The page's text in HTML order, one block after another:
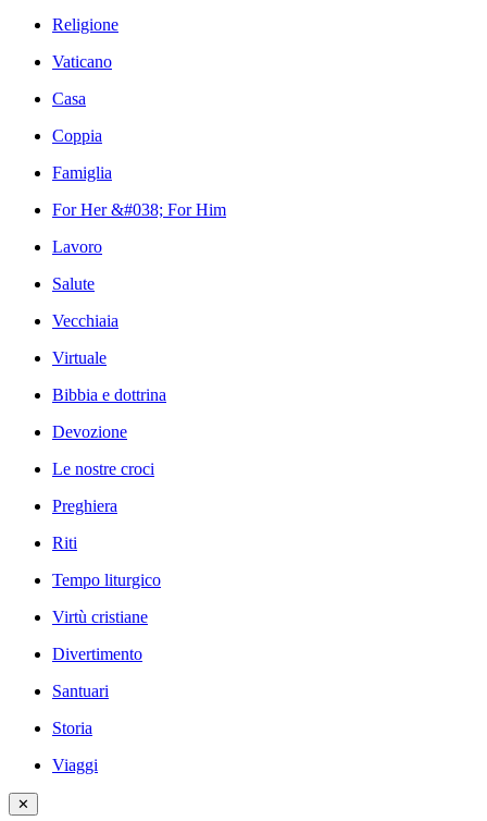
Religione
Vaticano
Casa
Coppia
Famiglia
For Her &#038; For Him
Lavoro
Salute
Vecchiaia
Virtuale
Bibbia e dottrina
Devozione
Le nostre croci
Preghiera
Riti
Tempo liturgico
Virtù cristiane
Divertimento
Santuari
Storia
Viaggi
✕